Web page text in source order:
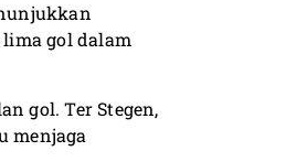
gol dalam
gol. Ter Stegen,
menjaga